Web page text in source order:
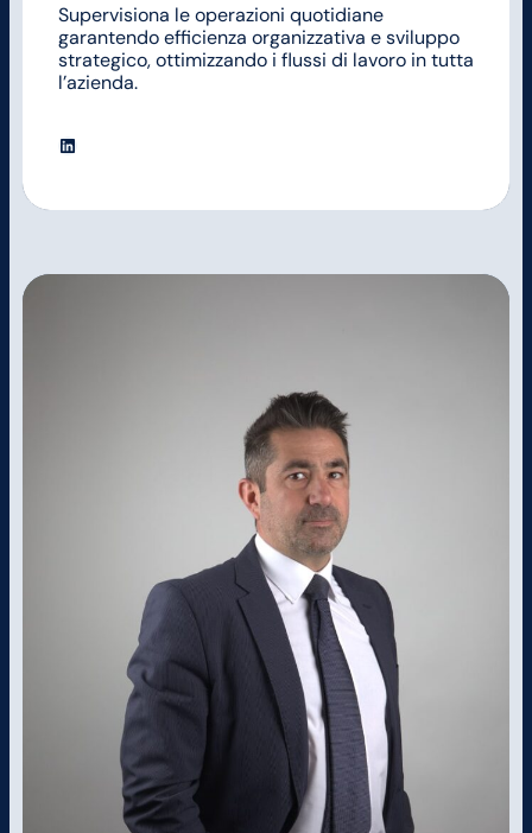
Supervisiona le operazioni quotidiane
garantendo efficienza organizzativa e sviluppo
strategico, ottimizzando i flussi di lavoro in tutta
l’azienda.
LinkedIn